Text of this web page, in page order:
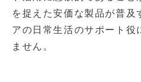
を捉えた安価な製品が普及
アの日常生活のサポート役
ません。